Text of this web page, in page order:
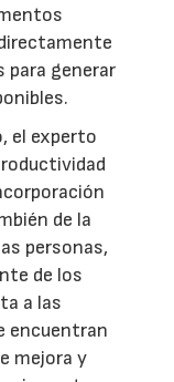
para generar
el experto
de la
personas,
de los
a las
encuentran
mejora y